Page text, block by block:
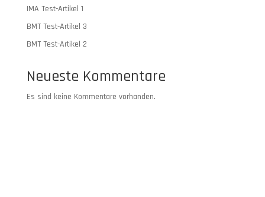
IMA Test-Artikel 1
BMT Test-Artikel 3
BMT Test-Artikel 2
Neueste Kommentare
Es sind keine Kommentare vorhanden.